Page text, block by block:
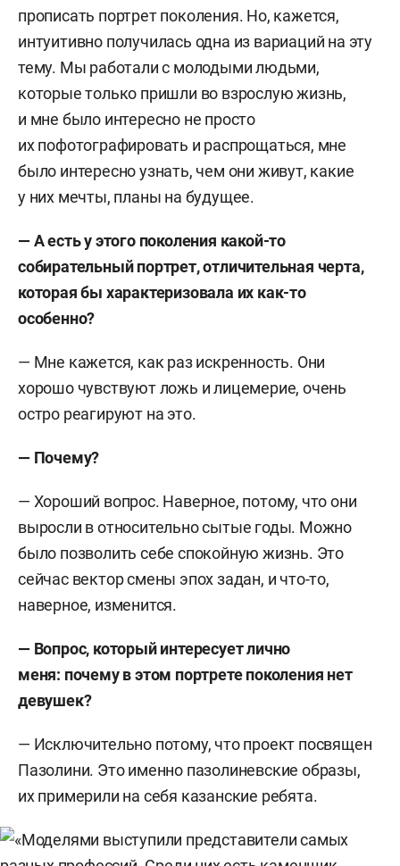
прописать портрет поколения. Но, кажется,
интуитивно получилась одна из вариаций на эту
тему. Мы работали с молодыми людьми,
которые только пришли во взрослую жизнь,
и мне было интересно не просто
их пофотографировать и распрощаться, мне
было интересно узнать, чем они живут, какие
у них мечты, планы на будущее.
— А есть у этого поколения какой-то
собирательный портрет, отличительная черта,
которая бы характеризовала их как-то
особенно?
— Мне кажется, как раз искренность. Они
хорошо чувствуют ложь и лицемерие, очень
остро реагируют на это.
— Почему?
— Хороший вопрос. Наверное, потому, что они
выросли в относительно сытые годы. Можно
было позволить себе спокойную жизнь. Это
сейчас вектор смены эпох задан, и что-то,
наверное, изменится.
— Вопрос, который интересует лично
меня: почему в этом портрете поколения нет
девушек?
— Исключительно потому, что проект посвящен
Пазолини. Это именно пазолиневские образы,
их примерили на себя казанские ребята.